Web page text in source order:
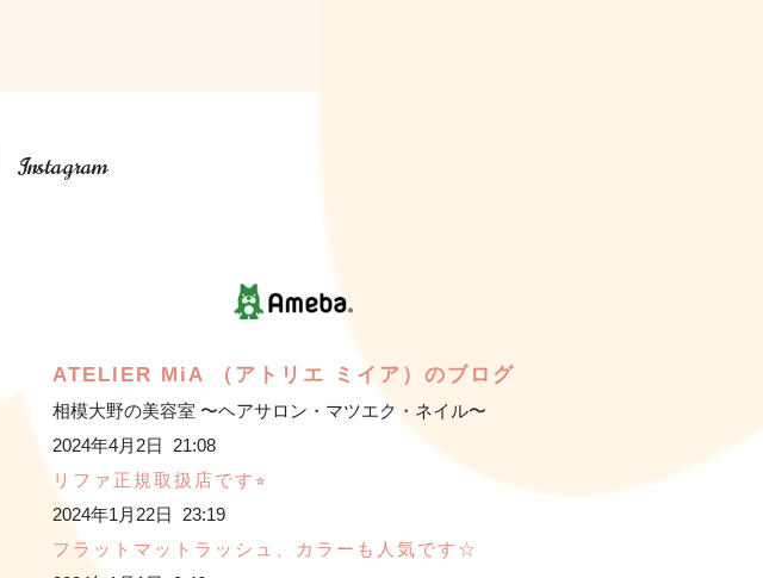
Instagram
ATELIER MiA （アトリエ ミイア）のブログ
相模大野の美容室 〜ヘアサロン・マツエク・ネイル〜
2024年4月2日 21:08
リファ正規取扱店です⭐︎
2024年1月22日 23:19
フラットマットラッシュ、カラーも人気です☆